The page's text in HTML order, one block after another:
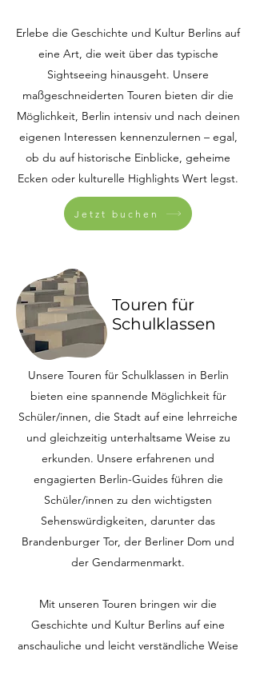
Erlebe die Geschichte und Kultur Berlins auf
eine Art, die weit über das typische
Sightseeing hinausgeht. Unsere
maßgeschneiderten Touren bieten dir die
Möglichkeit, Berlin intensiv und nach deinen
eigenen Interessen kennenzulernen – egal,
ob du auf historische Einblicke, geheime
Ecken oder kulturelle Highlights Wert legst.
Jetzt buchen
Touren für
Schulklassen
Unsere Touren für Schulklassen in Berlin
bieten eine spannende Möglichkeit für
Schüler/innen, die Stadt auf eine lehrreiche
und gleichzeitig unterhaltsame Weise zu
erkunden. Unsere erfahrenen und
engagierten Berlin-Guides führen die
Schüler/innen zu den wichtigsten
Sehenswürdigkeiten, darunter das
Brandenburger Tor, der Berliner Dom und
der Gendarmenmarkt.
Mit unseren Touren bringen wir die
Geschichte und Kultur Berlins auf eine
anschauliche und leicht verständliche Weise